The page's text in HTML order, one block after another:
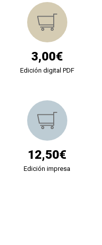
3,00€
Edición digital PDF
12,50€
Edición impresa